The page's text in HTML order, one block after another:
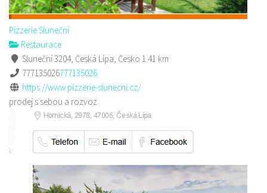
Pizzerie Sluneční
Restaurace
Sluneční 3204, Česká Lípa, Česko 1.41 km
777135026777135026
https://www.pizzerie-slunecni.cz/
prodej s sebou a rozvoz